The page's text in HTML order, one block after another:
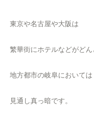
東京や名古屋や大阪は
繁華街にホテルなどがど
地方都市の岐阜においては
見通し真っ暗です。